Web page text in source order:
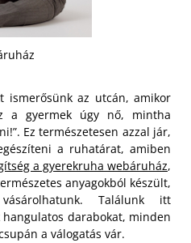
ismerősünk az utcán, amikor
a gyermek úgy nő, mintha
Ez természetesen azzal jár,
a ruhatárat, amiben
a gyerekruha webáruház,
anyagokból készült,
Találunk itt
hangulatos darabokat, minden
a válogatás vár.